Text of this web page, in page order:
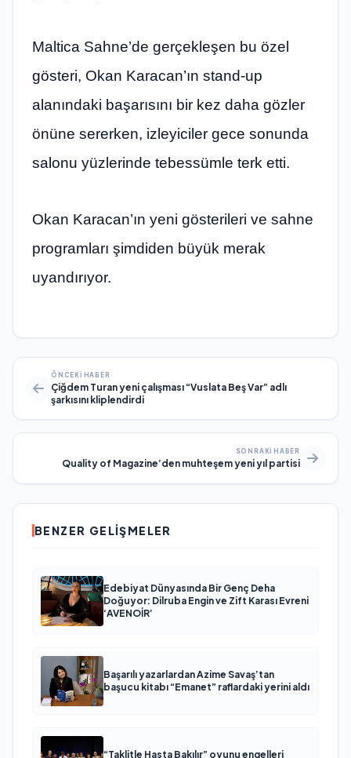
Maltica Sahne’de gerçekleşen bu özel
gösteri, Okan Karacan’ın stand-up
alanındaki başarısını bir kez daha gözler
önüne sererken, izleyiciler gece sonunda
salonu yüzlerinde tebessümle terk etti.
Okan Karacan’ın yeni gösterileri ve sahne
programları şimdiden büyük merak
uyandırıyor.
ÖNCEKI HABER
Çiğdem Turan yeni çalışması “Vuslata Beş Var” adlı
şarkısını kliplendirdi
SONRAKI HABER
Quality of Magazine’den muhteşem yeni yıl partisi
BENZER GELIŞMELER
Edebiyat Dünyasında Bir Genç Deha
Doğuyor: Dilruba Engin ve Zift Karası Evreni
‘AVENOİR’
Başarılı yazarlardan Azime Savaş’tan
başucu kitabı “Emanet” raflardaki yerini aldı
“Taklitle Hasta Bakılır” oyunu engelleri